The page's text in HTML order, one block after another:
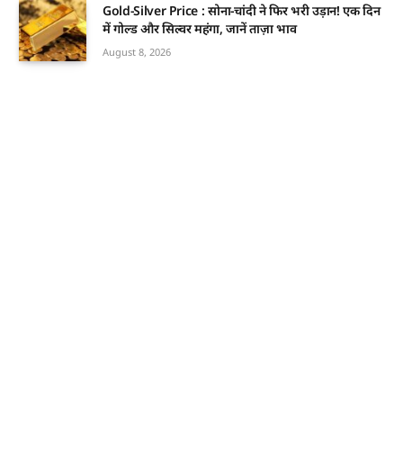
Gold-Silver Price : सोना-चांदी ने फिर भरी उड़ान! एक दिन
में गोल्ड और सिल्वर महंगा, जानें ताज़ा भाव
August 8, 2026